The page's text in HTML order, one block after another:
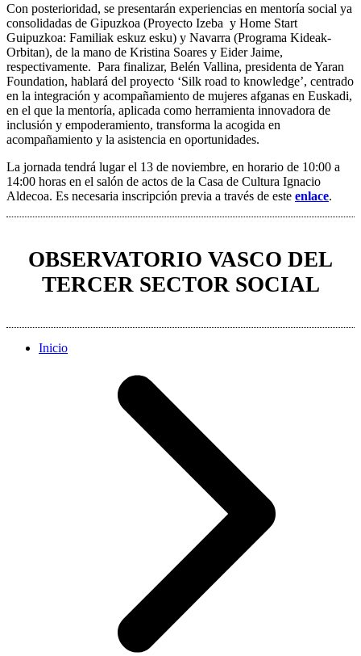
Con posterioridad, se presentarán experiencias en mentoría social ya
consolidadas de Gipuzkoa (Proyecto Izeba y Home Start
Guipuzkoa: Familiak eskuz esku) y Navarra (Programa Kideak-
Orbitan), de la mano de Kristina Soares y Eider Jaime,
respectivamente. Para finalizar, Belén Vallina, presidenta de Yaran
Foundation, hablará del proyecto ‘Silk road to knowledge’, centrado
en la integración y acompañamiento de mujeres afganas en Euskadi,
en el que la mentoría, aplicada como herramienta innovadora de
inclusión y empoderamiento, transforma la acogida en
acompañamiento y la asistencia en oportunidades.
La jornada tendrá lugar el 13 de noviembre, en horario de 10:00 a
14:00 horas en el salón de actos de la Casa de Cultura Ignacio
Aldecoa. Es necesaria inscripción previa a través de este enlace.
OBSERVATORIO VASCO DEL
TERCER SECTOR SOCIAL
Inicio